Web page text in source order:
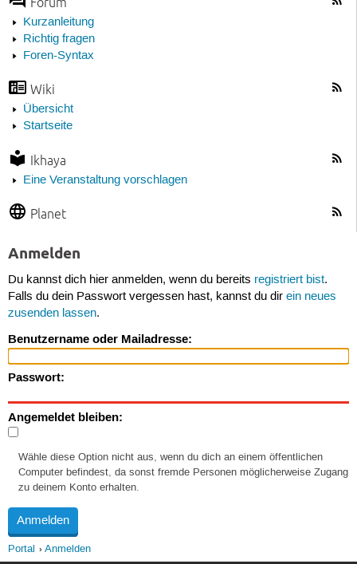
Kurzanleitung
Richtig fragen
Foren-Syntax
Wiki
Übersicht
Startseite
Ikhaya
Eine Veranstaltung vorschlagen
Planet
Anmelden
Du kannst dich hier anmelden, wenn du bereits registriert bist.
Falls du dein Passwort vergessen hast, kannst du dir ein neues
zusenden lassen.
Benutzername oder Mailadresse:
Passwort:
Angemeldet bleiben:
Wähle diese Option nicht aus, wenn du dich an einem öffentlichen
Computer befindest, da sonst fremde Personen möglicherweise Zugang
zu deinem Konto erhalten.
Portal Anmelden